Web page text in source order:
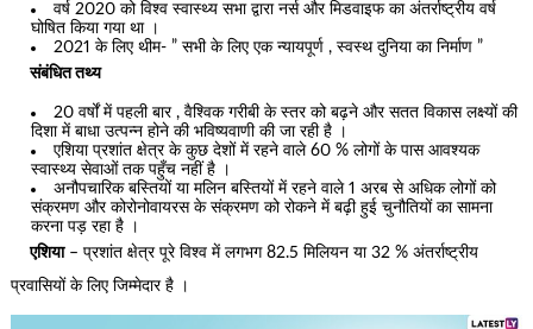
वर्ष 2020 को विश्व स्वास्थ्य सभा द्वारा नर्स और मिडवाइफ का अंतर्राष्ट्रीय वर्ष
घोषित किया गया था ।
2021 के लिए थीम- ” सभी के लिए एक न्यायपूर्ण , स्वस्थ दुनिया का निर्माण ”
संबंधित तथ्य
20 वर्षों में पहली बार , वैश्विक गरीबी के स्तर को बढ़ने और सतत विकास लक्ष्यों की
दिशा में बाधा उत्पन्न होने की भविष्यवाणी की जा रही है ।
एशिया प्रशांत क्षेत्र के कुछ देशों में रहने वाले 60 % लोगों के पास आवश्यक
स्वास्थ्य सेवाओं तक पहुँच नहीं है ।
अनौपचारिक बस्तियों या मलिन बस्तियों में रहने वाले 1 अरब से अधिक लोगों को
संक्रमण और कोरोनोवायरस के संक्रमण को रोकने में बढ़ी हुई चुनौतियों का सामना
करना पड़ रहा है ।
एशिया– प्रशांत क्षेत्र पूरे विश्व में लगभग 82.5 मिलियन या 32 % अंतर्राष्ट्रीय
प्रवासियों के लिए जिम्मेदार है ।